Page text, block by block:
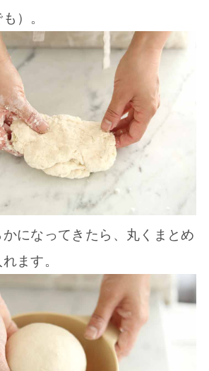
）。
になってきたら、丸くまとめ
ます。